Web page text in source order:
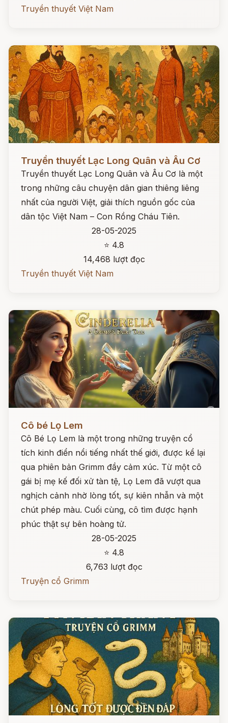
Truyền thuyết Việt Nam
Đọc ngay
Truyền thuyết Lạc Long Quân và Âu Cơ
Truyền thuyết Lạc Long Quân và Âu Cơ là một
trong những câu chuyện dân gian thiêng liêng
nhất của người Việt, giải thích nguồn gốc của
dân tộc Việt Nam – Con Rồng Cháu Tiên.
28-05-2025
⭐ 4.8
14,468 lượt đọc
Truyền thuyết Việt Nam
Cô bé Lọ Lem
Cô Bé Lọ Lem là một trong những truyện cổ
tích kinh điển nổi tiếng nhất thế giới, được kể lại
qua phiên bản Grimm đầy cảm xúc. Từ một cô
gái bị mẹ kế đối xử tàn tệ, Lọ Lem đã vượt qua
nghịch cảnh nhờ lòng tốt, sự kiên nhẫn và một
chút phép màu. Cuối cùng, cô tìm được hạnh
phúc thật sự bên hoàng tử.
28-05-2025
⭐ 4.8
6,763 lượt đọc
Truyện cổ Grimm